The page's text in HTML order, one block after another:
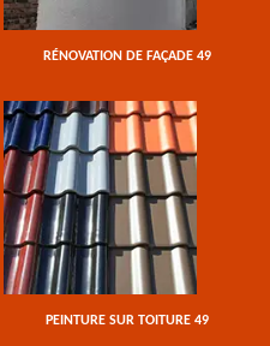
RÉNOVATION DE FAÇADE 49
PEINTURE SUR TOITURE 49